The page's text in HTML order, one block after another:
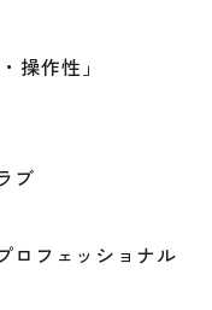
操作性」
ブ
ロフェッショナル